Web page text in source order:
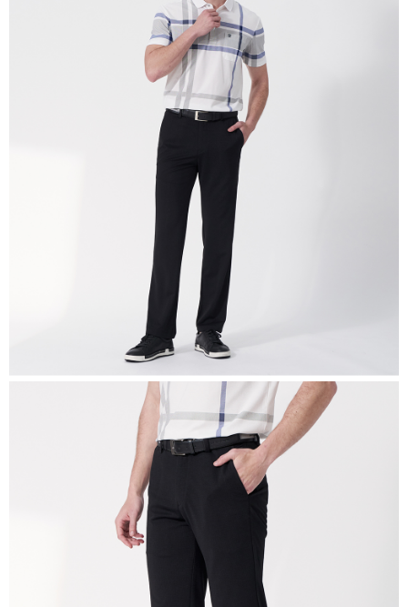
每筆NT$60，滿NT$1,200(含以上)免運費
每筆NT$60，滿NT$1,200(含以上)免運費
每筆NT$80，滿NT$1,200(含以上)免運費
每筆NT$80，滿NT$1,200(含以上)免運費